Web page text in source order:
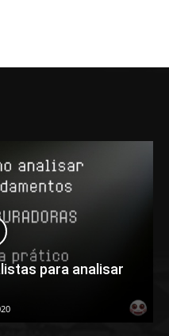
para analisar